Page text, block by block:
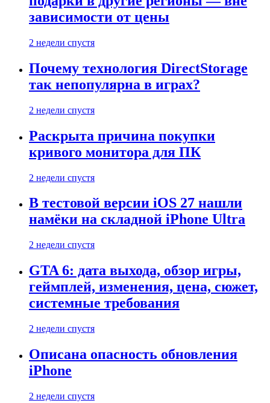
зависимости от цены
2 недели спустя
Почему технология DirectStorage
так непопулярна в играх?
2 недели спустя
Раскрыта причина покупки
кривого монитора для ПК
2 недели спустя
В тестовой версии iOS 27 нашли
намёки на складной iPhone Ultra
2 недели спустя
GTA 6: дата выхода, обзор игры,
геймплей, изменения, цена, сюжет,
системные требования
2 недели спустя
Описана опасность обновления
iPhone
2 недели спустя